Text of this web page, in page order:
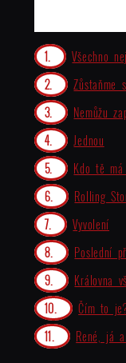
Všechno
Zůstaňme
Nemůžu
Jednou
Kdo tě má
Rolling
Vyvolení
Poslední
Královna
Čím to
René, já